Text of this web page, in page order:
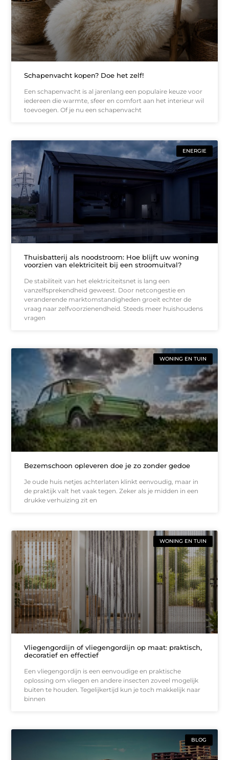
Schapenvacht kopen? Doe het zelf!
Een schapenvacht is al jarenlang een populaire keuze voor
iedereen die warmte, sfeer en comfort aan het interieur wil
toevoegen. Of je nu een schapenvacht
ENERGIE
Thuisbatterij als noodstroom: Hoe blijft uw woning
voorzien van elektriciteit bij een stroomuitval?
De stabiliteit van het elektriciteitsnet is lang een
vanzelfsprekendheid geweest. Door netcongestie en
veranderende marktomstandigheden groeit echter de
vraag naar zelfvoorzienendheid. Steeds meer huishoudens
vragen
WONING EN TUIN
Bezemschoon opleveren doe je zo zonder gedoe
Je oude huis netjes achterlaten klinkt eenvoudig, maar in
de praktijk valt het vaak tegen. Zeker als je midden in een
drukke verhuizing zit en
WONING EN TUIN
Vliegengordijn of vliegengordijn op maat: praktisch,
decoratief en effectief
Een vliegengordijn is een eenvoudige en praktische
oplossing om vliegen en andere insecten zoveel mogelijk
buiten te houden. Tegelijkertijd kun je toch makkelijk naar
binnen
BLOG